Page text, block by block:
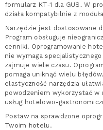
formularz KT-1 dla GUS. W
działa kompatybilnie z
Narzędzie jest dostosowane
Program obsługuje
cenniki. Oprogramowanie
nie wymaga
zajmuje wiele czasu.
pomaga uniknąć wielu
elastyczność narzędzia
powodzeniem wykorzystać w
usług hotelowo-
Postaw na sprawdzone
Twoim hotelu.